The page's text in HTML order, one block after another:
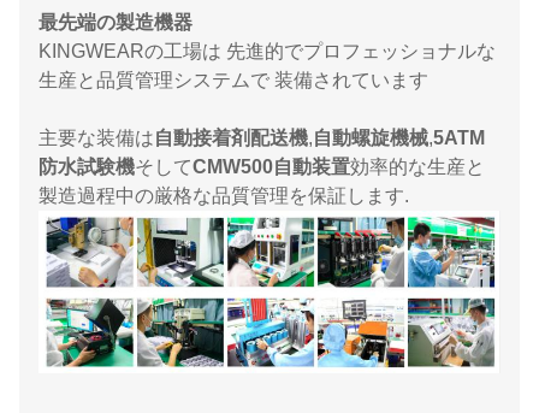
最先端の製造機器
KINGWEARの工場は 先進的でプロフェッショナルな
生産と品質管理システムで 装備されています
主要な装備は自動接着剤配送機,自動螺旋機械,5ATM
防水試験機そしてCMW500自動装置効率的な生産と
製造過程中の厳格な品質管理を保証します.